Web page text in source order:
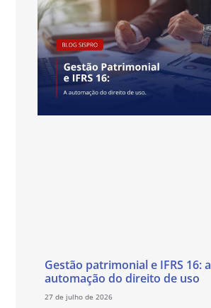
Gestão patrimonial e IFRS 16: a
automação do direito de uso
27 de julho de 2026